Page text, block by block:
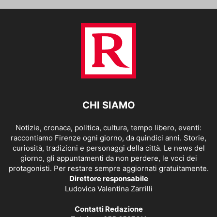
CHI SIAMO
Notizie, cronaca, politica, cultura, tempo libero, eventi:
raccontiamo Firenze ogni giorno, da quindici anni. Storie,
curiosità, tradizioni e personaggi della città. Le news del
giorno, gli appuntamenti da non perdere, le voci dei
protagonisti. Per restare sempre aggiornati gratuitamente.
Direttore responsabile
Ludovica Valentina Zarrilli
Contatti Redazione